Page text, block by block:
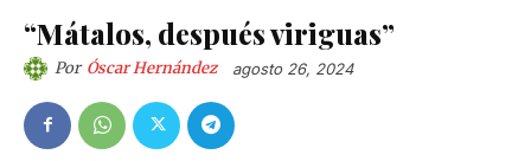
“Mátalos, después viriguas”
Por Óscar Hernández agosto 26, 2024